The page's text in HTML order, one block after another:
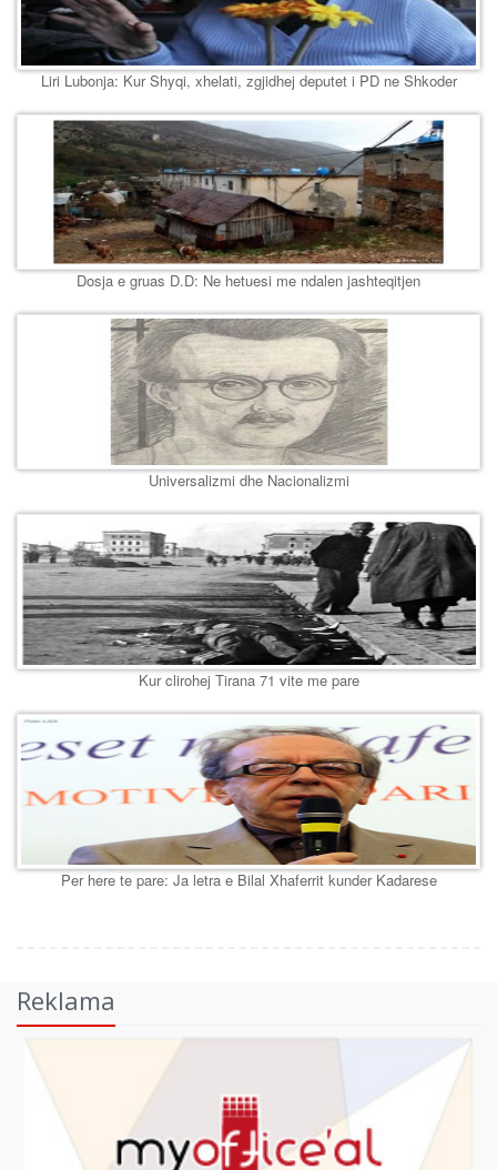
Liri Lubonja: Kur Shyqi, xhelati, zgjidhej deputet i PD ne Shkoder
Dosja e gruas D.D: Ne hetuesi me ndalen jashteqitjen
Universalizmi dhe Nacionalizmi
Kur clirohej Tirana 71 vite me pare
Per here te pare: Ja letra e Bilal Xhaferrit kunder Kadarese
Reklama